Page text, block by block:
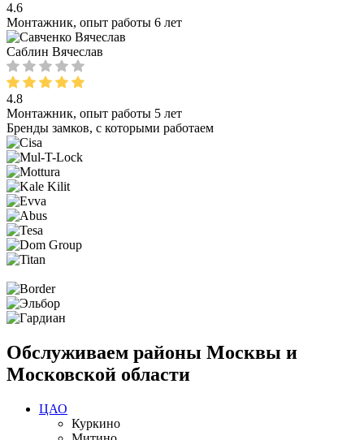
4.6
Монтажник, опыт работы 6 лет
Саблин Вячеслав
4.8
Монтажник, опыт работы 5 лет
Бренды замков, с которыми работаем
Обслуживаем районы Москвы и
Московской области
ЦАО
Куркино